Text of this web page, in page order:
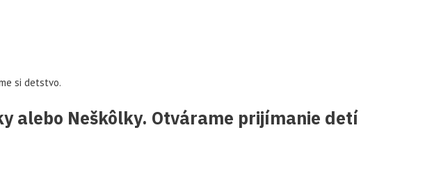
si detstvo.
alebo Neškôlky. Otvárame prijímanie detí